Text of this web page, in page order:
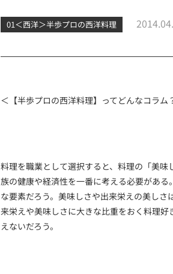
01＜西洋＞半歩プロの西洋料理
＜【半歩プロの西洋料理】ってどんなコラム
料理を職業として選択すると、料理の「美
族の健康や経済性を一番に考える必要があ
な要素だろう。美味しさや出来栄えの美し
来栄えや美味しさに大きな比重をおく料理
えないだろう。